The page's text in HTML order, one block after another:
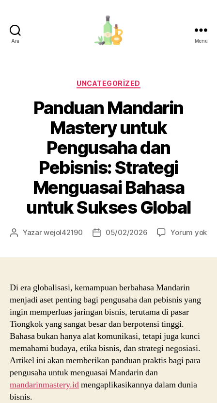
Ara Menü
Kategoriler
UNCATEGORIZED
Panduan Mandarin
Mastery untuk
Pengusaha dan
Pebisnis: Strategi
Menguasai Bahasa
untuk Sukses Global
Yazının
Yazarwejol42190
Yazı05/02/2026 Yorum yok
Di era globalisasi, kemampuan berbahasa Mandarin
menjadi aset penting bagi pengusaha dan pebisnis yang
ingin memperluas jaringan bisnis, terutama di pasar
Tiongkok yang sangat besar dan berpotensi tinggi.
Bahasa bukan hanya alat komunikasi, tetapi juga kunci
memahami budaya, etika bisnis, dan strategi negosiasi.
Artikel ini akan memberikan panduan praktis bagi para
pengusaha untuk menguasai Mandarin dan
mandarinmastery.idmengaplikasikannya dalam dunia
bisnis.